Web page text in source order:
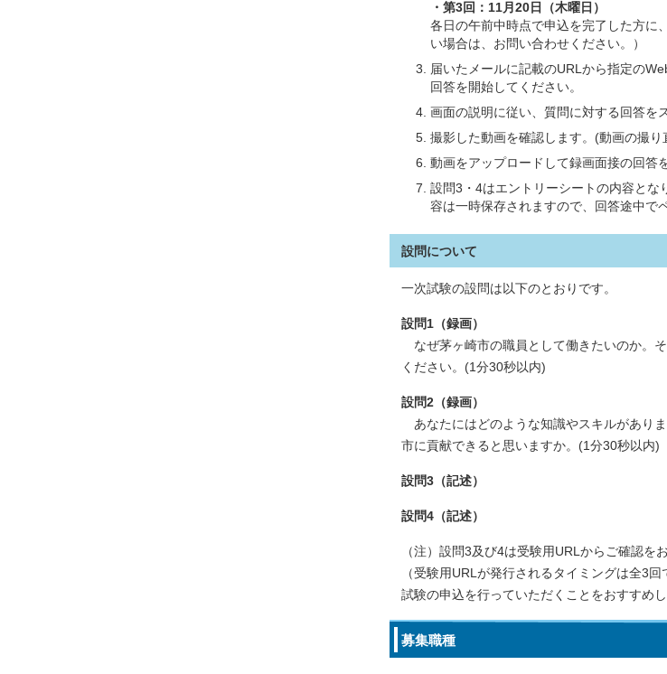
・第3回：11月20日（木曜日）
各日の午前中時点で申込を完了した方に
い場合は、お問い合わせください。）
届いたメールに記載のURLから指定の
回答を開始してください。
画面の説明に従い、質問に対する回答を
撮影した動画を確認します。(動画の撮
動画をアップロードして録画面接の回答
設問3・4はエントリーシートの内容とな
容は一時保存されますので、回答途中で
設問について
一次試験の設問は以下のとおりです。
設問1（録画）
なぜ茅ヶ崎市の職員として働きたいのか。
ください。(1分30秒以内)
設問2（録画）
あなたにはどのような知識やスキルがあり
市に貢献できると思いますか。(1分30秒以内)
設問3（記述）
設問4（記述）
（注）設問3及び4は受験用URLからご確認を
（受験用URLが発行されるタイミングは全3
試験の申込を行っていただくことをおすすめし
募集職種